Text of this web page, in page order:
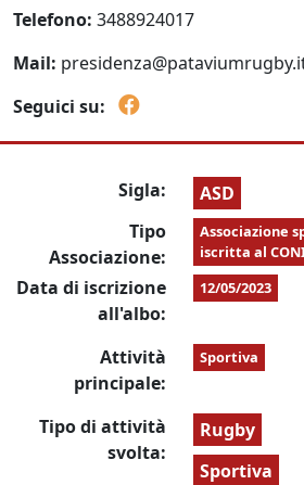
Telefono: 3488924017
Mail:
Seguici su:
Sigla:
ASD
Tipo
Associazione:
Associazione
iscritta al
Data di iscrizione
all'albo:
12/05/2023
Attività
principale:
Sportiva
Tipo di attività
svolta:
Rugby
Sportiva